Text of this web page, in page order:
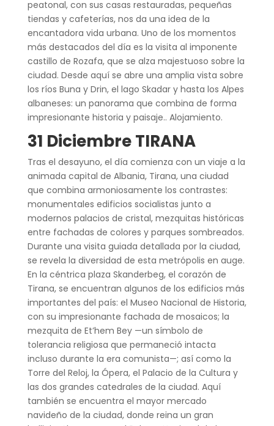
peatonal, con sus casas restauradas, pequeñas
tiendas y cafeterías, nos da una idea de la
encantadora vida urbana. Uno de los momentos
más destacados del día es la visita al imponente
castillo de Rozafa, que se alza majestuoso sobre la
ciudad. Desde aquí se abre una amplia vista sobre
los ríos Buna y Drin, el lago Skadar y hasta los Alpes
albaneses: un panorama que combina de forma
impresionante historia y paisaje.. Alojamiento.
31 Diciembre TIRANA
Tras el desayuno, el día comienza con un viaje a la
animada capital de Albania, Tirana, una ciudad
que combina armoniosamente los contrastes:
monumentales edificios socialistas junto a
modernos palacios de cristal, mezquitas históricas
entre fachadas de colores y parques sombreados.
Durante una visita guiada detallada por la ciudad,
se revela la diversidad de esta metrópolis en auge.
En la céntrica plaza Skanderbeg, el corazón de
Tirana, se encuentran algunos de los edificios más
importantes del país: el Museo Nacional de Historia,
con su impresionante fachada de mosaicos; la
mezquita de Et’hem Bey —un símbolo de
tolerancia religiosa que permaneció intacta
incluso durante la era comunista—; así como la
Torre del Reloj, la Ópera, el Palacio de la Cultura y
las dos grandes catedrales de la ciudad. Aquí
también se encuentra el mayor mercado
navideño de la ciudad, donde reina un gran